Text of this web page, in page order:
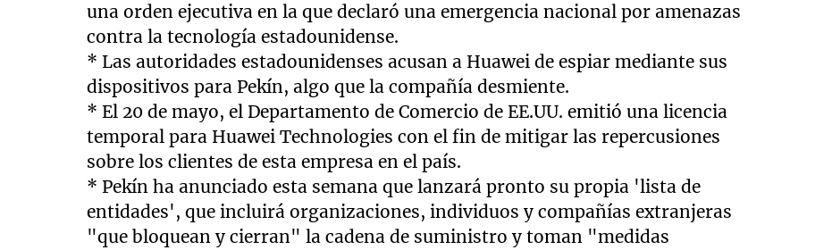
una orden ejecutiva en la que declaró una emergencia nacional por amenazas
contra la tecnología estadounidense.
* Las autoridades estadounidenses acusan a Huawei de espiar mediante sus
dispositivos para Pekín, algo que la compañía desmiente.
* El 20 de mayo, el Departamento de Comercio de EE.UU. emitió una licencia
temporal para Huawei Technologies con el fin de mitigar las repercusiones
sobre los clientes de esta empresa en el país.
* Pekín ha anunciado esta semana que lanzará pronto su propia 'lista de
entidades', que incluirá organizaciones, individuos y compañías extranjeras
"que bloquean y cierran" la cadena de suministro y toman "medidas